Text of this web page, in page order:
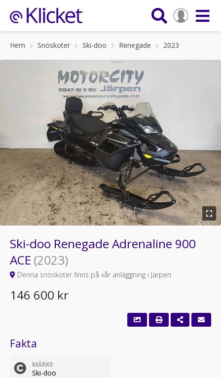
Hem Snöskoter Ski-doo Renegade 2023
Ski-doo Renegade Adrenaline 900
ACE (2023)
Denna snöskoter finns på vår anläggning i Järpen
146 600 kr
Fakta
MÄRKE
Ski-doo